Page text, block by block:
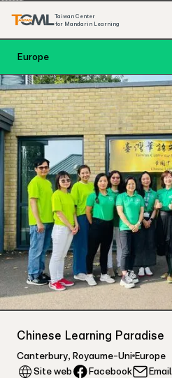
Taiwan Center
for Mandarin Learning
Europe
Chinese Learning Paradise
Canterbury, Royaume-Uni Europe
Site web
Facebook Email